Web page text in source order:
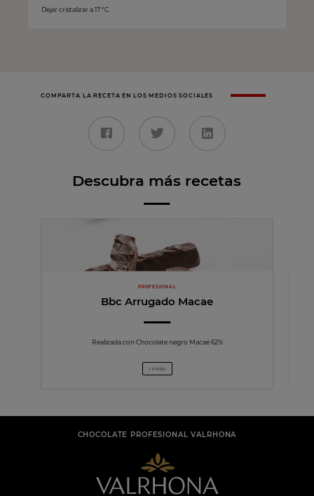
Dejar cristalizar a 17 ºC.
COMPARTA LA RECETA EN LOS MEDIOS SOCIALES
Descubra más recetas
PROFESIONAL
Bbc Arrugado Macae
Realizada con Chocolate negro Macaé 62%
1 PASO
CHOCOLATE PROFESIONAL VALRHONA